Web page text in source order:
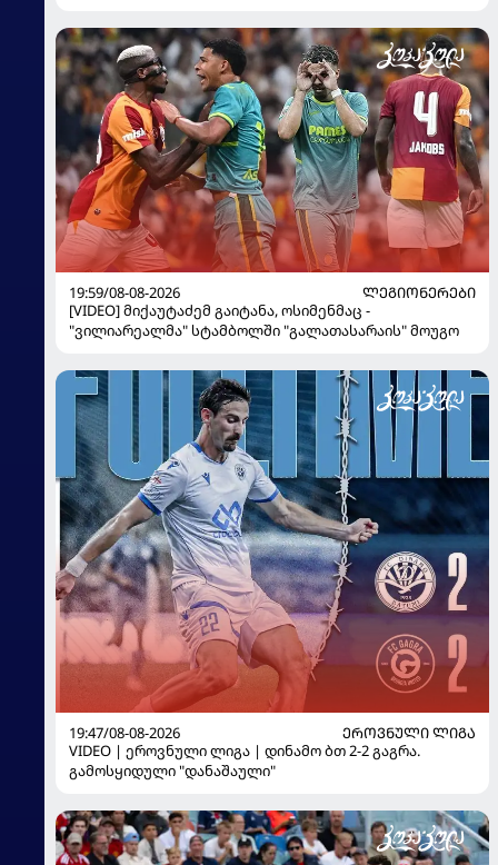
19:59/08-08-2026
ᲚᲔᲒᲘᲝᲜᲔᲠᲔᲑᲘ
[VIDEO] მიქაუტაძემ გაიტანა, ოსიმენმაც -
"ვილიარეალმა" სტამბოლში "გალათასარაის" მოუგო
19:47/08-08-2026
ᲔᲠᲝᲕᲜᲣᲚᲘ ᲚᲘᲒᲐ
VIDEO | ეროვნული ლიგა | დინამო ბთ 2-2 გაგრა.
გამოსყიდული "დანაშაული"